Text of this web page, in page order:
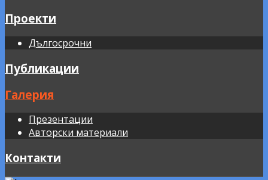
Проекти
Дългосрочни
Публикации
Галерия
Презентации
Авторски материали
Контакти